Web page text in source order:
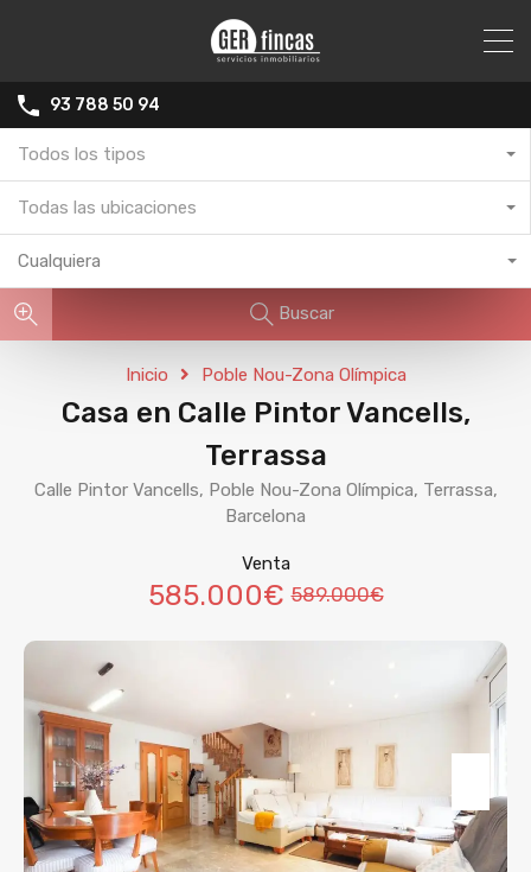
93 788 50 94
Todos los tipos
Todas las ubicaciones
Cualquiera
Buscar
Inicio Poble Nou-Zona Olímpica
Casa en Calle Pintor Vancells,
Terrassa
Calle Pintor Vancells, Poble Nou-Zona Olímpica, Terrassa,
Barcelona
Venta
585.000€ 589.000€